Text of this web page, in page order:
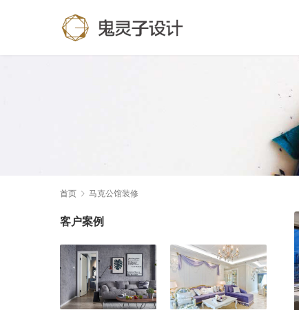
首页 马克公馆装修
客户案例